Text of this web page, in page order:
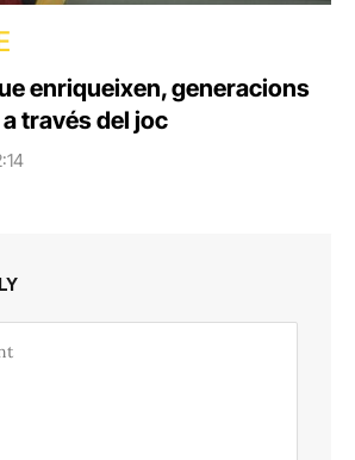
enriqueixen, generacions
través del joc